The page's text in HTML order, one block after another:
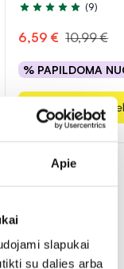
Apie
slapukai
su dalies arba
Įvertinimas 5.0 iš 5
(9)
6,59 € 10,99 €
% PAPILDOMA
Į